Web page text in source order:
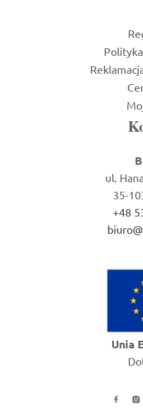
ul.
35-
+48
Unia